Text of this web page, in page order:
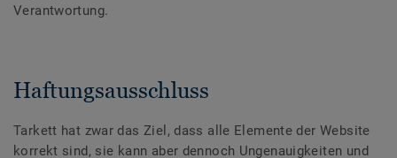
Verantwortung.
Haftungsausschluss
Tarkett hat zwar das Ziel, dass alle Elemente der Website
korrekt sind, sie kann aber dennoch Ungenauigkeiten und